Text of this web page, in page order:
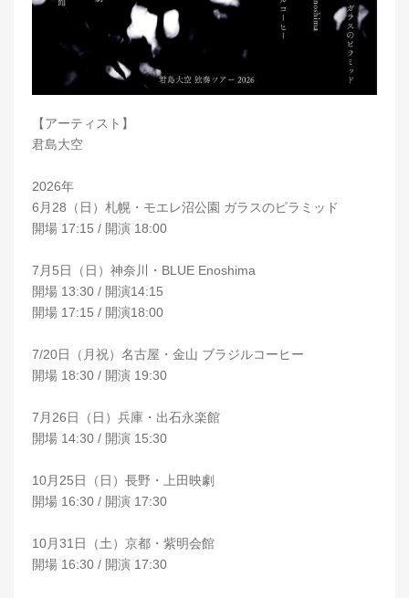
【アーティスト】
君島大空
2026年
6月28（日）札幌・モエレ沼公園 ガラスのピラミッド
開場 17:15 / 開演 18:00
7月5日（日）神奈川・BLUE Enoshima
開場 13:30 / 開演14:15
開場 17:15 / 開演18:00
7/20日（月祝）名古屋・金山 ブラジルコーヒー
開場 18:30 / 開演 19:30
7月26日（日）兵庫・出石永楽館
開場 14:30 / 開演 15:30
10月25日（日）長野・上田映劇
開場 16:30 / 開演 17:30
10月31日（土）京都・紫明会館
開場 16:30 / 開演 17:30